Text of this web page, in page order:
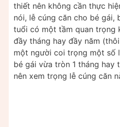
thiết nên không cần thực
nói, lễ cúng căn cho bé gái,
tuổi có một tầm quan trọng
đầy tháng hay đầy năm
một người coi trọng một số
bé gái vừa tròn 1 tháng hay
nên xem trọng lễ cúng căn